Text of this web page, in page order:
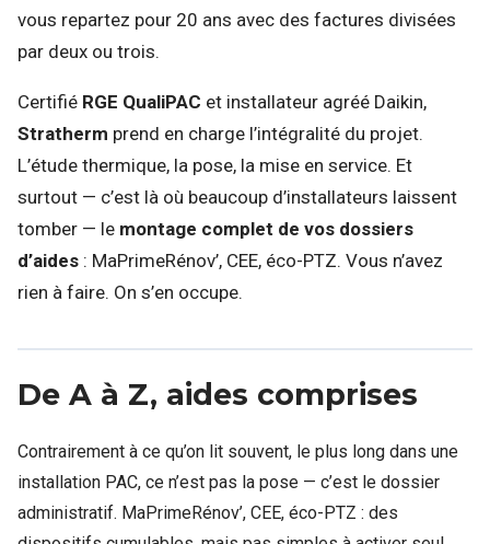
vous repartez pour 20 ans avec des factures divisées
par deux ou trois.
Certifié RGE QualiPAC et installateur agréé Daikin,
Stratherm prend en charge l’intégralité du projet.
L’étude thermique, la pose, la mise en service. Et
surtout — c’est là où beaucoup d’installateurs laissent
tomber — le montage complet de vos dossiers
d’aides : MaPrimeRénov’, CEE, éco-PTZ. Vous n’avez
rien à faire. On s’en occupe.
De A à Z, aides comprises
Contrairement à ce qu’on lit souvent, le plus long dans une
installation PAC, ce n’est pas la pose — c’est le dossier
administratif. MaPrimeRénov’, CEE, éco-PTZ : des